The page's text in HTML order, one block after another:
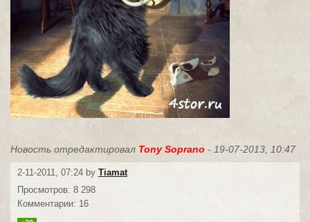
Новость отредактировал Tony Soprano - 19-07-2013, 10:47
2-11-2011, 07:24 by Tiamat
Просмотров: 8 298
Комментарии: 16